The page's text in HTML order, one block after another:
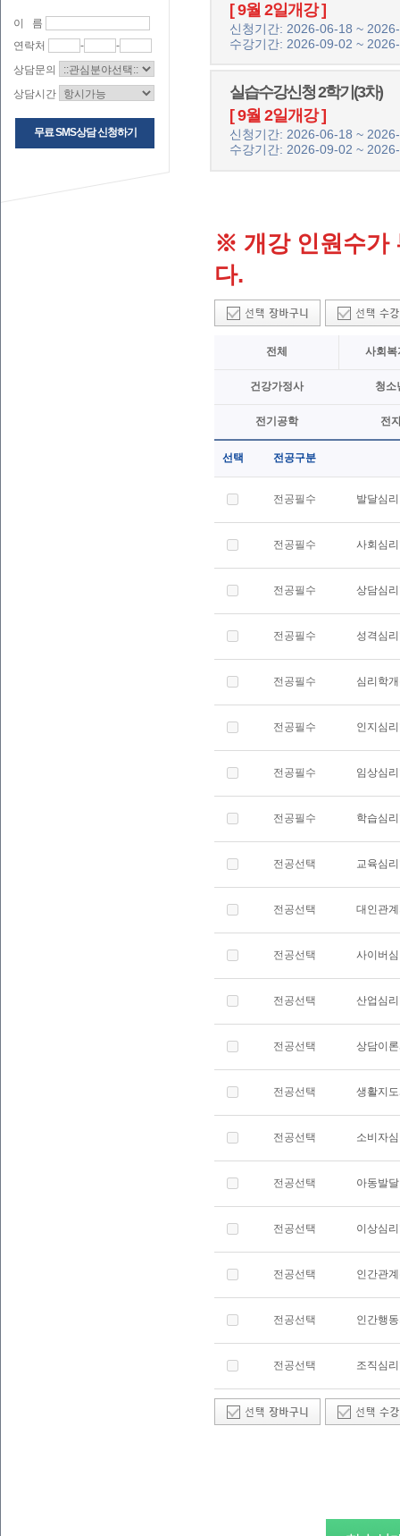
이 름
연락처
-
-
상담문의
상담시간
무료 SMS상담 신청하기
[ 9월 2일개강 ]
신청기간: 2026-06-18 ~
수강기간: 2026-09-02 ~
실습수강신청 2학기(3차)
[ 9월 2일개강 ]
신청기간: 2026-06-18 ~
수강기간: 2026-09-02 ~
※ 개강 인원수가
다.
전체 사회복
건강가정사 청소
전기공학 전
선택 전공구분
전공필수 발달심리
전공필수 사회심
전공필수 상담심
전공필수 성격심
전공필수 심리학
전공필수 인지심
전공필수 임상심
전공필수 학습심
전공선택 교육심
전공선택 대인관
전공선택 사이버
전공선택 산업심
전공선택 상담이
전공선택 생활지
전공선택 소비자
전공선택 아동발달
전공선택 이상심
전공선택 인간관
전공선택 인간행
전공선택 조직심